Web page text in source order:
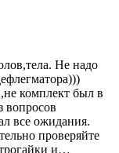
Не надо
комплект был в
вопросов
все ожидания.
проверяйте
и